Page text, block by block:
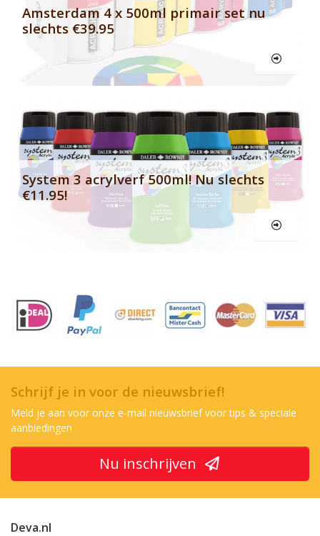
Amsterdam 4 x 500ml primair set nu
slechts €39.95
System 3 acrylverf 500ml! Nu slechts
€11.95!
Schrijf je in voor de nieuwsbrief!
Meld je aan voor onze e-mail nieuwsbrief voor tips & speciale
aanbiedingen
Nu inschrijven
Deva.nl